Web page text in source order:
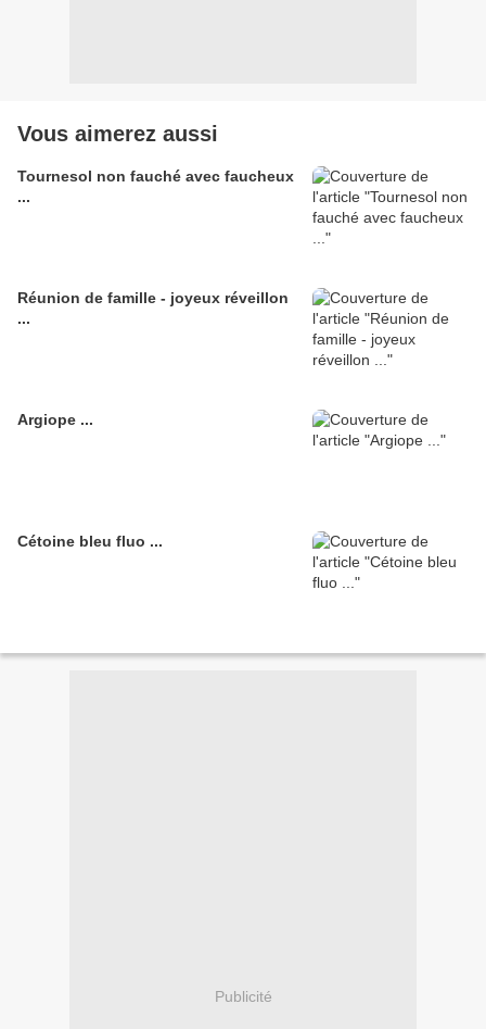
Vous aimerez aussi
Tournesol non fauché avec faucheux
...
Réunion de famille - joyeux réveillon
...
Argiope ...
Cétoine bleu fluo ...
Publicité